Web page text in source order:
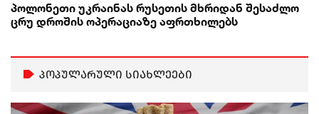
პოლონეთი უკრაინას რუსეთის მხრიდან შესაძლო
ცრუ დროშის ოპერაციაზე აფრთხილებს
პოპულარული სიახლეები